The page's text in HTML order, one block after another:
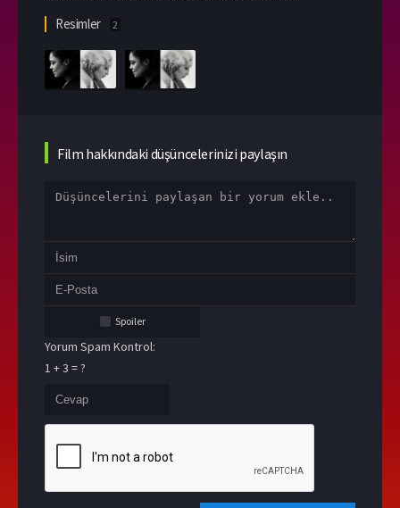
Resimler 2
Film hakkındaki düşüncelerinizi paylaşın
Spoiler
Yorum Spam Kontrol:
1 + 3 = ?